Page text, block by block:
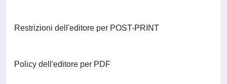
Restrizioni dell'editore per POST-PRINT
Policy dell'editore per PDF